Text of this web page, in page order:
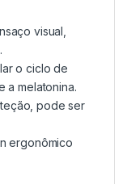
visual,
o ciclo de
a melatonina.
pode ser
ergonômico